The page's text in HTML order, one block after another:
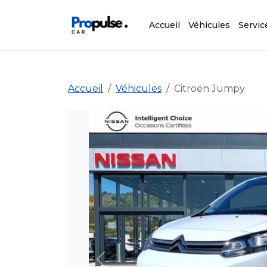
Accueil Véhicules
Accueil Véhicules Citroën Jumpy